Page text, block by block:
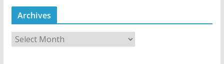
Archives
r